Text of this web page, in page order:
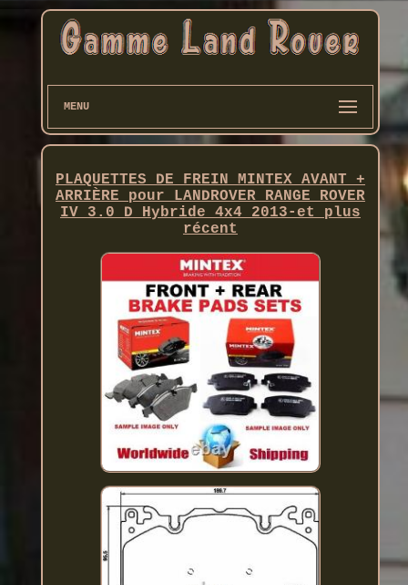
MENU
PLAQUETTES DE FREIN MINTEX AVANT +
ARRIÈRE pour LANDROVER RANGE ROVER
IV 3.0 D Hybride 4x4 2013-et plus
récent